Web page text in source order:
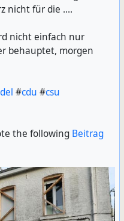
nicht für die ....
nicht einfach nur
behauptet, morgen
#cdu #csu
the following Beitrag